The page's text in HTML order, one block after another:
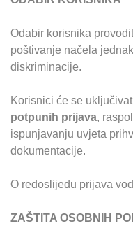
Odabir korisnika
poštivanje načela
diskriminacije.
Korisnici će se
potpunih prijava,
ispunjavanju uvjeta
dokumentacije.
O redoslijedu prijava
ZAŠTITA OSOBNIH